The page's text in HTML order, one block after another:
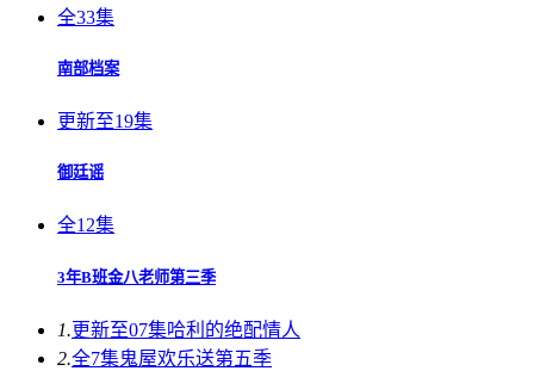
全33集
南部档案
更新至19集
御廷谣
全12集
3年B班金八老师第三季
1.更新至07集哈利的绝配情人
2.全7集鬼屋欢乐送第五季